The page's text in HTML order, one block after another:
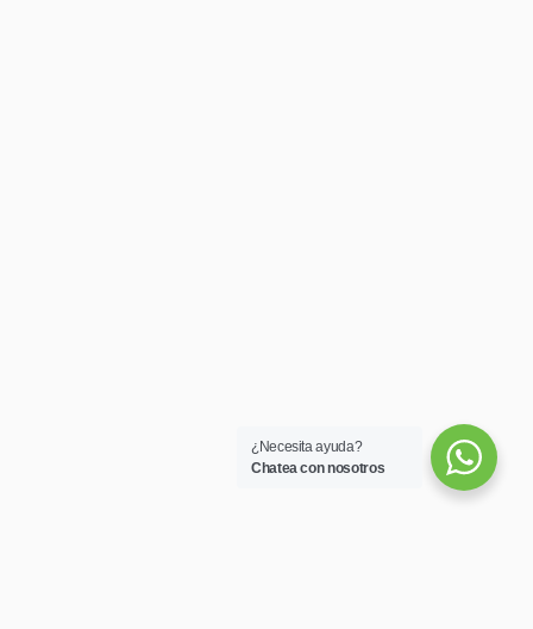
¿Necesita ayuda?
Chatea con nosotros